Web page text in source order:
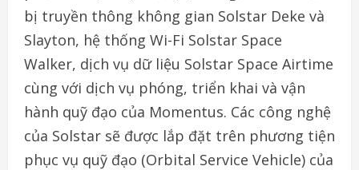
bị truyền thông không gian Solstar Deke và
Slayton, hệ thống Wi-Fi Solstar Space
Walker, dịch vụ dữ liệu Solstar Space Airtime
cùng với dịch vụ phóng, triển khai và vận
hành quỹ đạo của Momentus. Các công nghệ
của Solstar sẽ được lắp đặt trên phương tiện
phục vụ quỹ đạo (Orbital Service Vehicle) của